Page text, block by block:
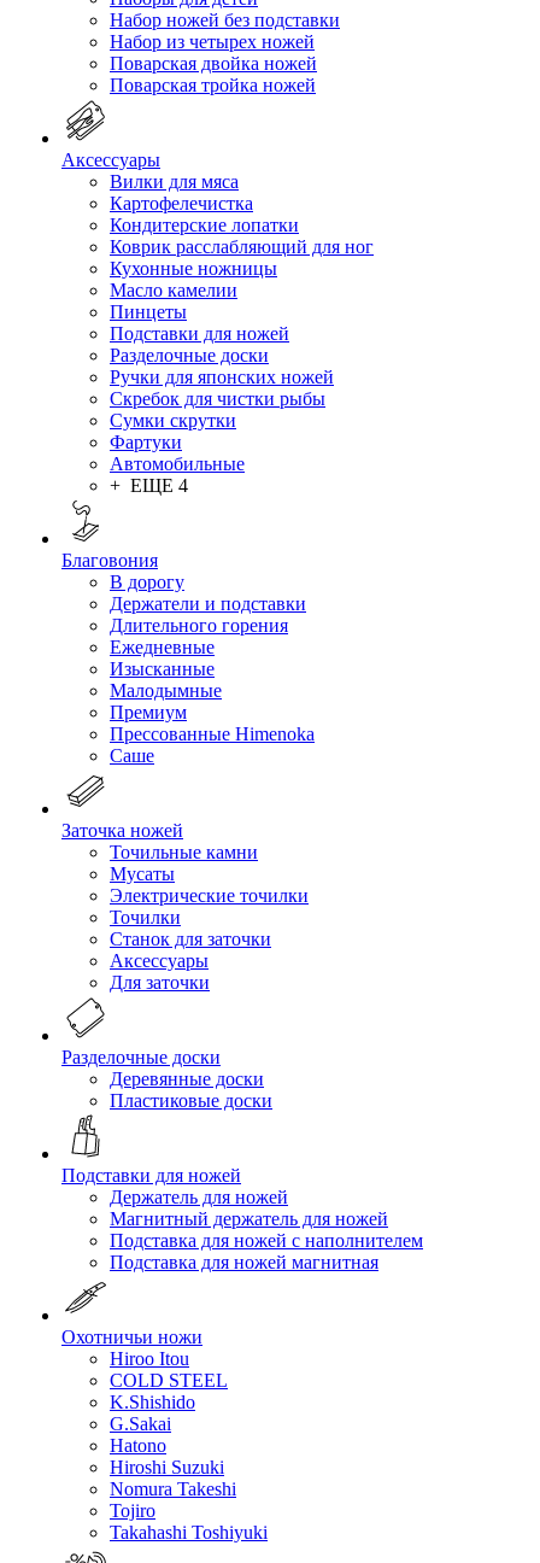
Набор ножей без подставки
Набор из четырех ножей
Поварская двойка ножей
Поварская тройка ножей
Аксессуары
Вилки для мяса
Картофелечистка
Кондитерские лопатки
Коврик расслабляющий для ног
Кухонные ножницы
Масло камелии
Пинцеты
Подставки для ножей
Разделочные доски
Ручки для японских ножей
Скребок для чистки рыбы
Сумки скрутки
Фартуки
Автомобильные
+ ЕЩЕ 4
Благовония
В дорогу
Держатели и подставки
Длительного горения
Ежедневные
Изысканные
Малодымные
Премиум
Прессованные Himenoka
Саше
Заточка ножей
Точильные камни
Мусаты
Электрические точилки
Точилки
Станок для заточки
Аксессуары
Для заточки
Разделочные доски
Деревянные доски
Пластиковые доски
Подставки для ножей
Держатель для ножей
Магнитный держатель для ножей
Подставка для ножей с наполнителем
Подставка для ножей магнитная
Охотничьи ножи
Hiroo Itou
COLD STEEL
K.Shishido
G.Sakai
Hatono
Hiroshi Suzuki
Nomura Takeshi
Tojiro
Takahashi Toshiyuki